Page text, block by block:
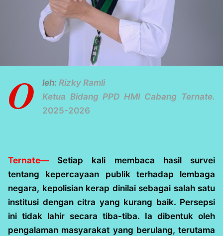
O leh: Rizky Ramli
Ketua Bidang PPD HMI Cabang Ternate.
2025-2026
Ternate— Setiap kali membaca hasil survei
tentang kepercayaan publik terhadap lembaga
negara, kepolisian kerap dinilai sebagai salah satu
institusi dengan citra yang kurang baik. Persepsi
ini tidak lahir secara tiba-tiba. Ia dibentuk oleh
pengalaman masyarakat yang berulang, terutama